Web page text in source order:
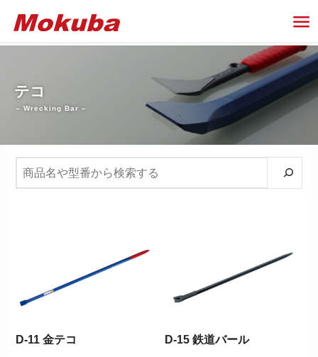
テコ
– Wrecking Bar –
D-11 金テコ D-15 鉄道バール